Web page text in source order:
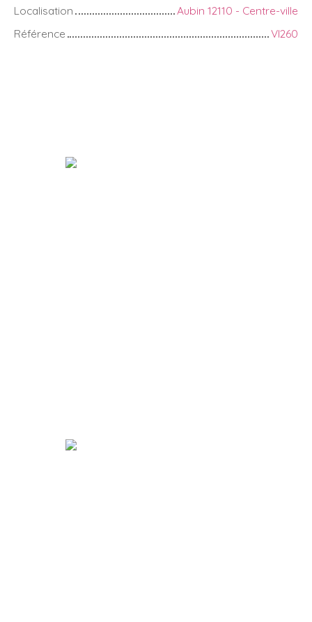
Localisation
Aubin 12110 - Centre-ville
Référence
VI260